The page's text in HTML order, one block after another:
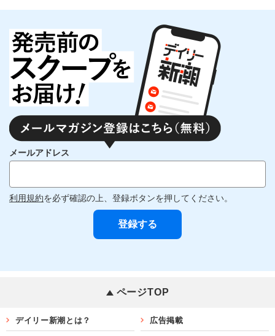
メールアドレス
利用規約を必ず確認の上、登録ボタンを押してください。
ページTOP
デイリー新潮とは？ 広告掲載